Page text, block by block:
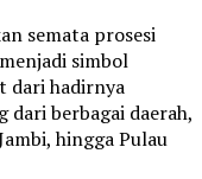
semata prosesi
simbol
dari hadirnya
dari berbagai daerah,
hingga Pulau